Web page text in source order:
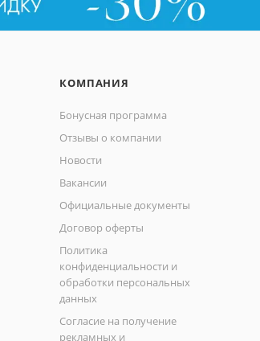
КОМПАНИЯ
Бонусная программа
Отзывы о компании
Новости
Вакансии
Официальные документы
Договор оферты
Политика
конфиденциальности и
обработки персональных
данных
Согласие на получение
рекламных и